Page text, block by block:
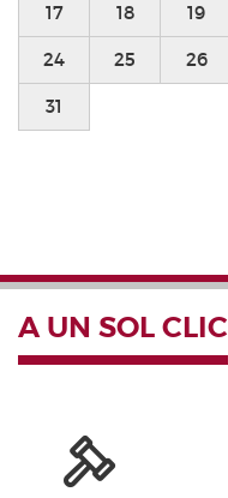
17 18 19
24 25 26
31
A UN SOL CLIC